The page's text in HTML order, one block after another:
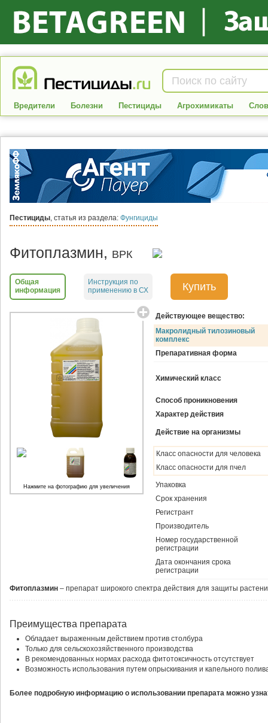
Вредители Болезни Пестициды Агрохимикаты
Пестициды, статья из раздела: Фунгициды
Фитоплазмин, ВРК
Общая
информация
Инструкция по
применению в СХ
Купить
Действующее вещество:
Макролидный тилозиновый
комплекс
Препаративная форма
Химический класс
Способ проникновения
Характер действия
Действие на организмы
Класс опасности для человека
Класс опасности для пчел
Упаковка
Срок хранения
Регистрант
Производитель
Номер государственной
регистрации
Дата окончания срока
регистрации
Нажмите на фотографию для увеличения
Фитоплазмин – препарат широкого спектра действия для защиты
Преимущества препарата
Обладает выраженным действием против столбура
Только для сельскохозяйственного производства
В рекомендованных нормах расхода фитотоксичность отсутствует
Возможность использования путем опрыскивания и капельного
Более подробную информацию о использовании препарата можно